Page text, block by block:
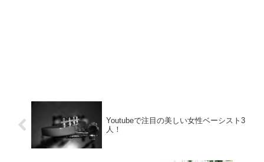
Youtubeで注目の美しい女性ベーシスト3
人！